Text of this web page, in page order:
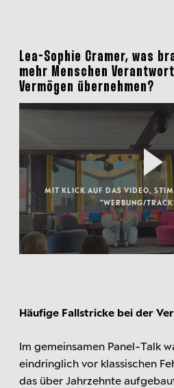
Lea-Sophie Cramer, was
mehr Menschen
Vermögen übernehmen?
MIT KLICK AUF DAS VIDEO,
"WERBUNG/
Häufige Fallstricke bei der
Im gemeinsamen Panel-Talk
eindringlich vor klassischen
das über Jahrzehnte